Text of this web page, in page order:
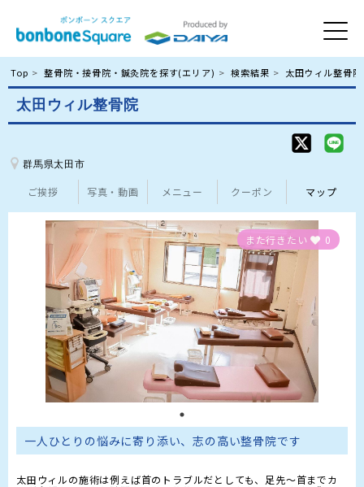
Top 整骨院・接骨院・鍼灸院を探す(エリア) 検索結果 太田ウィル整骨院
太田ウィル整骨院
群馬県太田市
ご挨拶 写真・動画 メニュー クーポン マップ
また行きたい 0
太田ウィルの施術は例えば首のトラブルだとしても、足先～首までカ